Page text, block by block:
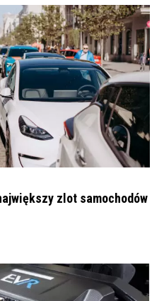
zlot samochodów